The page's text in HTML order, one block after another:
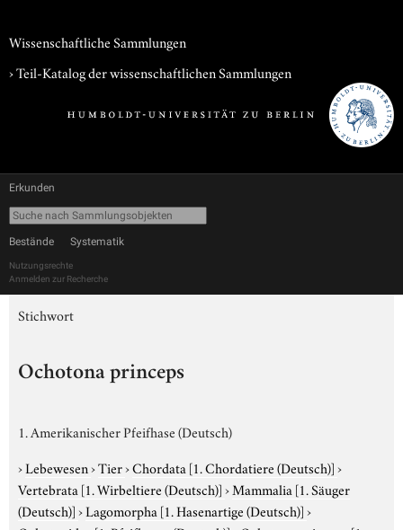
Wissenschaftliche Sammlungen
› Teil-Katalog der wissenschaftlichen Sammlungen
Erkunden
Bestände Systematik
Nutzungsrechte
Anmelden zur Recherche
Stichwort
Ochotona princeps
1. Amerikanischer Pfeifhase (Deutsch)
›Lebewesen›Tier›Chordata [1. Chordatiere (Deutsch)]›
Vertebrata [1. Wirbeltiere (Deutsch)]›Mammalia [1. Säuger
(Deutsch)]›Lagomorpha [1. Hasenartige (Deutsch)]›